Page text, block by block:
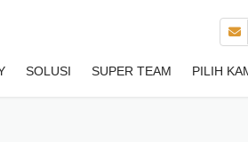
SOLUSI SUPER TEAM PILIH